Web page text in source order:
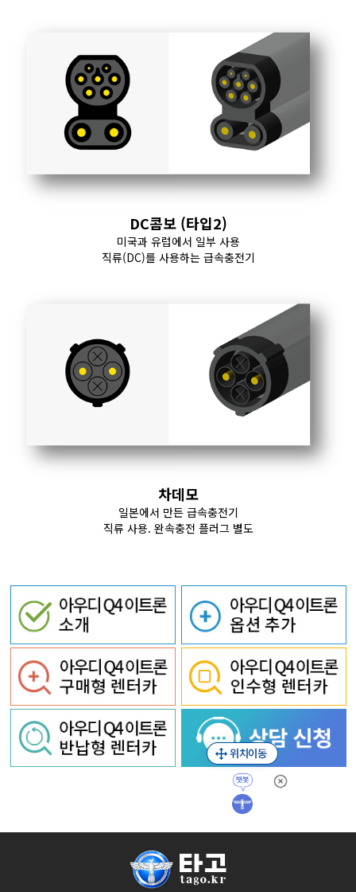
DC콤보 (타입2)
미국과 유럽에서 일부 사용
직류(DC)를 사용하는 급속충전기
차데모
일본에서 만든 급속충전기
직류 사용. 완속충전 플러그 별도